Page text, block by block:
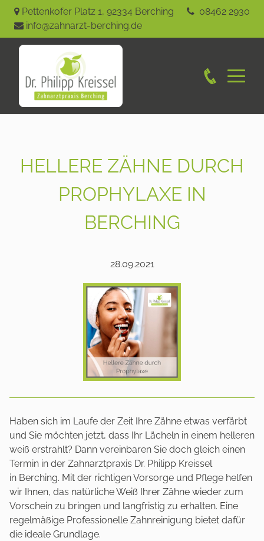
Pettenkofer Platz 1, 92334 Berching
08462 2930
info@zahnarzt-berching.de
HELLERE ZÄHNE DURCH
PROPHYLAXE IN
BERCHING
28.09.2021
Haben sich im Laufe der Zeit Ihre Zähne etwas verfärbt
und Sie möchten jetzt, dass Ihr Lächeln in einem helleren
weiß erstrahlt? Dann vereinbaren Sie doch gleich einen
Termin in der Zahnarztpraxis Dr. Philipp Kreissel
in Berching. Mit der richtigen Vorsorge und Pflege helfen
wir Ihnen, das natürliche Weiß Ihrer Zähne wieder zum
Vorschein zu bringen und langfristig zu erhalten. Eine
regelmäßige Professionelle Zahnreinigung bietet dafür
die ideale Grundlage.